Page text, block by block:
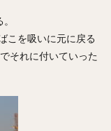
こを吸いに元に戻る
それに付いていった